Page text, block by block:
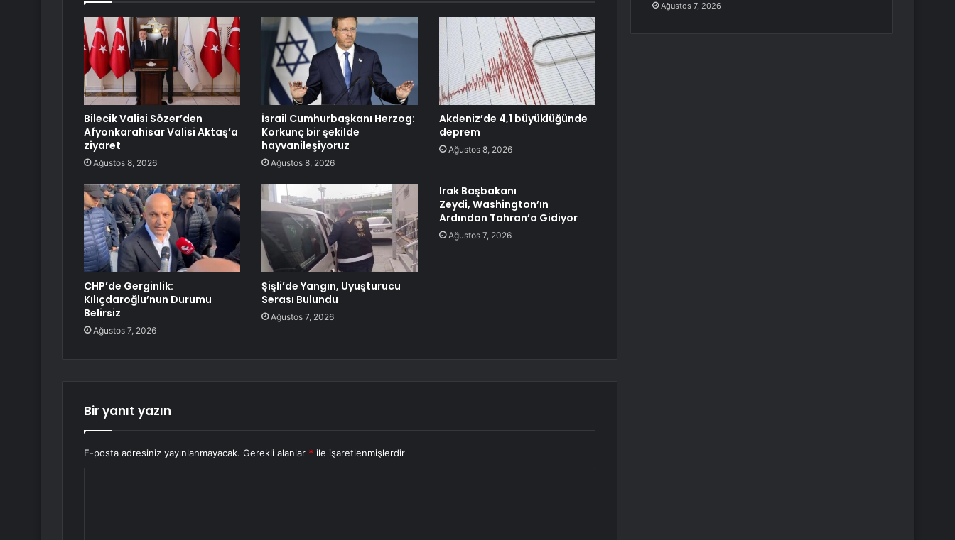
Bilecik Valisi Sözer’den
Afyonkarahisar Valisi Aktaş’a
ziyaret
Ağustos 8, 2026
İsrail Cumhurbaşkanı Herzog:
Korkunç bir şekilde
hayvanileşiyoruz
Ağustos 8, 2026
Akdeniz’de 4,1 büyüklüğünde
deprem
Ağustos 8, 2026
CHP’de Gerginlik:
Kılıçdaroğlu’nun Durumu
Belirsiz
Ağustos 7, 2026
Şişli’de Yangın, Uyuşturucu
Serası Bulundu
Ağustos 7, 2026
Irak Başbakanı
Zeydi, Washington’ın
Ardından Tahran’a Gidiyor
Ağustos 7, 2026
Bir yanıt yazın
E-posta adresiniz yayınlanmayacak. Gerekli alanlar * ile işaretlenmişlerdir
Ağustos 7, 2026